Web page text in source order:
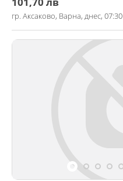
гр. Аксаково, Варна, днес, 07:30